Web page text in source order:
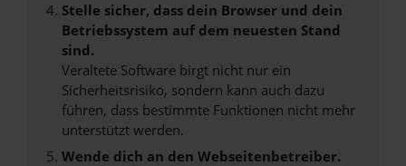
Stelle sicher, dass dein Browser und dein
Betriebssystem auf dem neuesten Stand
sind.
Veraltete Software birgt nicht nur ein
Sicherheitsrisiko, sondern kann auch dazu
führen, dass bestimmte Funktionen nicht mehr
unterstützt werden.
Wende dich an den Webseitenbetreiber.